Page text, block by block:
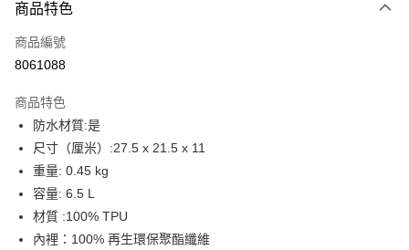
信用卡一次付款
信用卡分期付款
合作金庫商業銀行
華南商業銀行
上海商業儲蓄銀行
國泰世華商業銀行
臺灣中小企業銀行
匯豐（台灣）商業銀行
聯邦商業銀行
元大商業銀行
6 期 0 利率 每期
華南商業銀行
上海商業儲蓄銀行
國泰世華商業銀行
臺灣中小企業銀行
匯豐（台灣）商業銀行
LINE Pay
Apple Pay
ATM付款
商品特色
商品編號
8061088
商品特色
防水材質:是
尺寸（厘米）:27.5 x 21.5 x 11
重量: 0.45 kg
容量: 6.5 L
材質 :100% TPU
內裡：100% 再生環保聚酯纖維